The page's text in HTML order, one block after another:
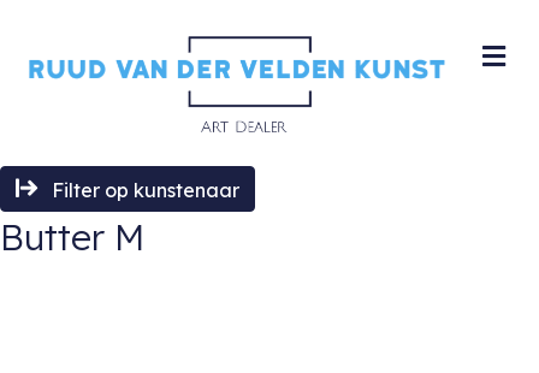
Filter op kunstenaar
Butter M